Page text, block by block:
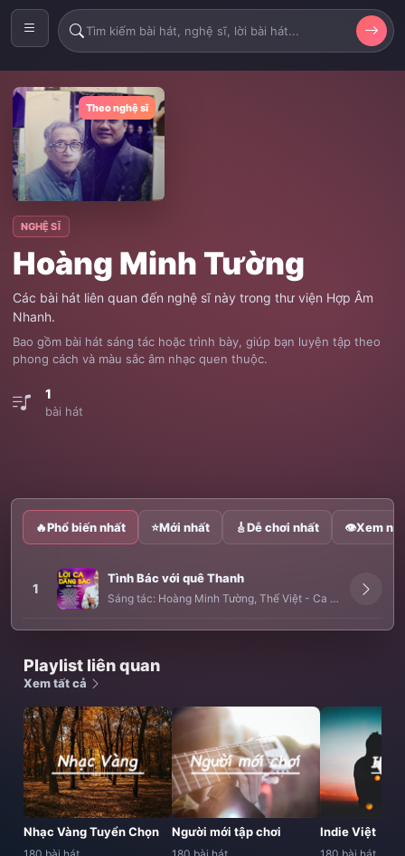
Theo nghệ sĩ
NGHỆ SĨ
Hoàng Minh Tường
Các bài hát liên quan đến nghệ sĩ này trong thư viện Hợp Âm
Nhanh.
Bao gồm bài hát sáng tác hoặc trình bày, giúp bạn luyện tập theo
phong cách và màu sắc âm nhạc quen thuộc.
1
bài hát
🔥Phổ biến nhất ⭐Mới nhất 🎸Dễ chơi nhất 👁Xem
1
Tình Bác với quê Thanh
Sáng tác: Hoàng Minh Tường, Thế Việt - Ca sĩ: Thu Hồng
Playlist liên quan
Xem tất cả
Nhạc Vàng Tuyển Chọn Người mới tập chơi Indie Việt